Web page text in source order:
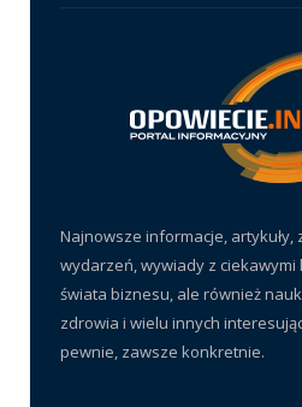
Najnowsze informacje, artykuły,
wydarzeń, wywiady z ciekawymi
świata biznesu, ale również
zdrowia i wielu innych
pewnie, zawsze konkretnie.